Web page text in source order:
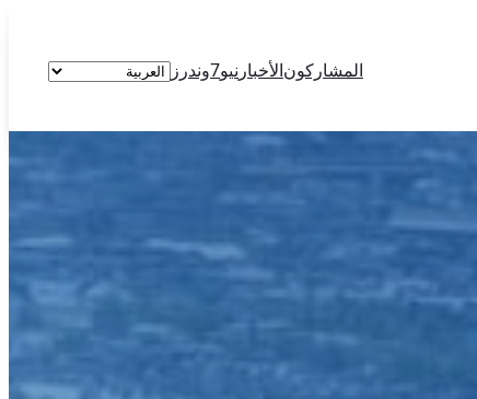
المشاركونالأخبار نيو7وندرز
اختر